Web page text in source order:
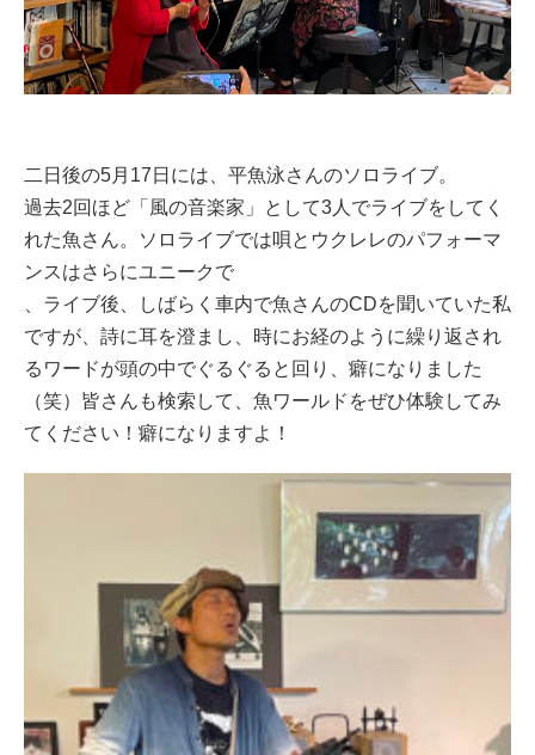
二日後の5月17日には、平魚泳さんのソロライブ。
過去2回ほど「風の音楽家」として3人でライブをしてく
れた魚さん。ソロライブでは唄とウクレレのパフォーマ
ンスはさらにユニークで
、ライブ後、しばらく車内で魚さんのCDを聞いていた私
ですが、詩に耳を澄まし、時にお経のように繰り返され
るワードが頭の中でぐるぐると回り、癖になりました
（笑）皆さんも検索して、魚ワールドをぜひ体験してみ
てください！癖になりますよ！